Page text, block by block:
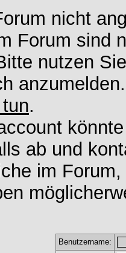
nicht
Forum sind
nutzen
.
ab und
im
Benutzername: